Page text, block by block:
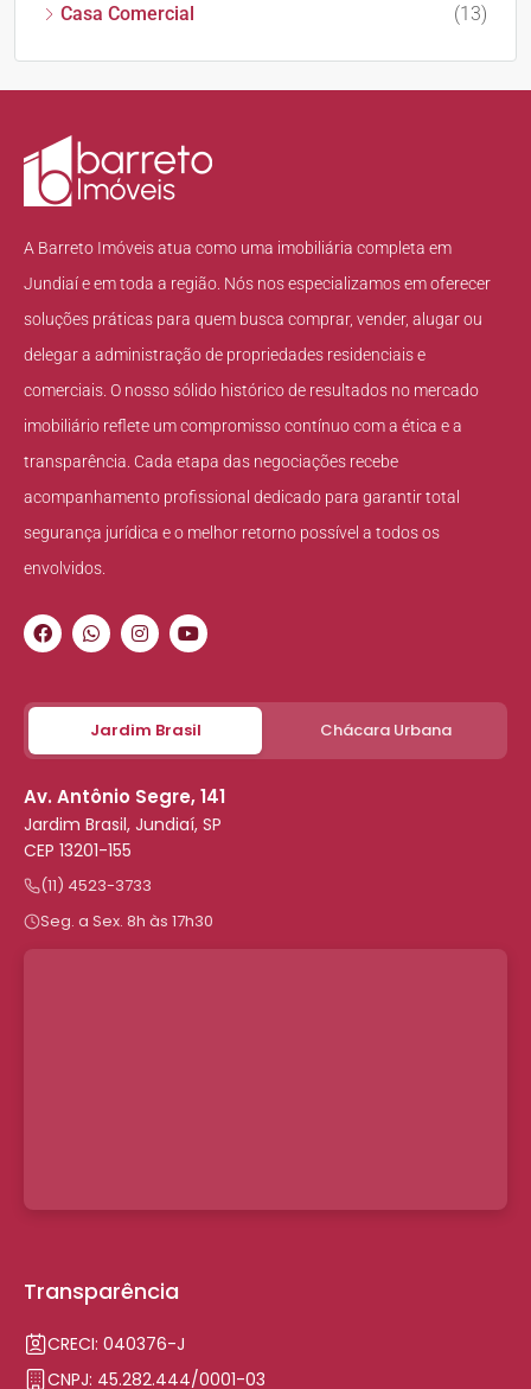
Casa Comercial
(13)
A Barreto Imóveis atua como uma imobiliária completa em
Jundiaí e em toda a região. Nós nos especializamos em oferecer
soluções práticas para quem busca comprar, vender, alugar ou
delegar a administração de propriedades residenciais e
comerciais. O nosso sólido histórico de resultados no mercado
imobiliário reflete um compromisso contínuo com a ética e a
transparência. Cada etapa das negociações recebe
acompanhamento profissional dedicado para garantir total
segurança jurídica e o melhor retorno possível a todos os
envolvidos.
Jardim Brasil Chácara Urbana
Av. Antônio Segre, 141
Jardim Brasil, Jundiaí, SP
CEP 13201-155
(11) 4523-3733
Seg. a Sex. 8h às 17h30
Transparência
CRECI: 040376-J
CNPJ: 45.282.444/0001-03